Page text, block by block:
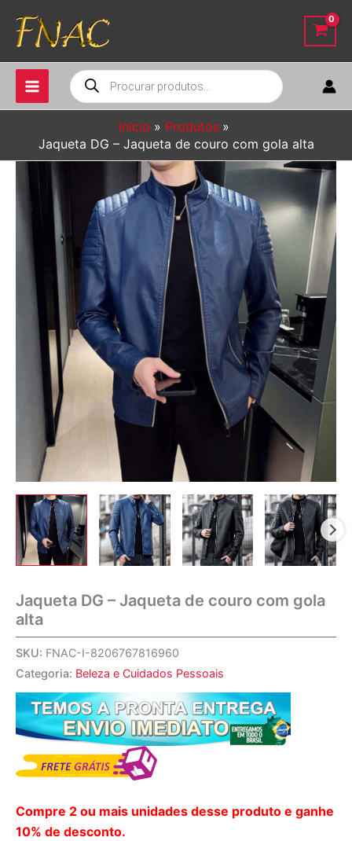
para
conteúdo
Pesquisar
produtos
Início
Produtos
Jaqueta DG – Jaqueta de couro com gola alta
Jaqueta DG – Jaqueta de couro com gola
alta
SKU: FNAC-I-8206767816960
Categoria: Beleza e Cuidados Pessoais
Compre 2 ou mais unidades desse produto e ganhe
10% de desconto.